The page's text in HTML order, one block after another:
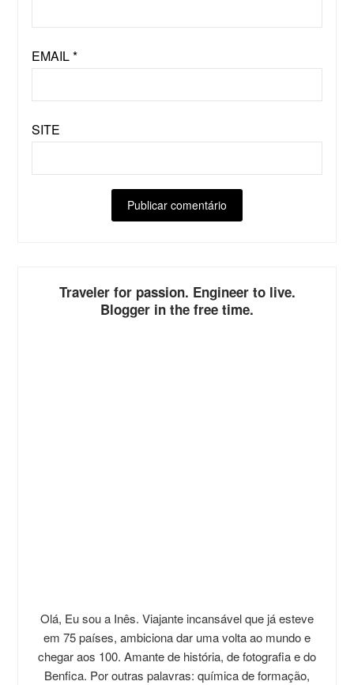
EMAIL*
SITE
Traveler for passion. Engineer to live.
Blogger in the free time.
Olá, Eu sou a Inês. Viajante incansável que já esteve
em 75 países, ambiciona dar uma volta ao mundo e
chegar aos 100. Amante de história, de fotografia e do
Benfica. Por outras palavras: química de formação,